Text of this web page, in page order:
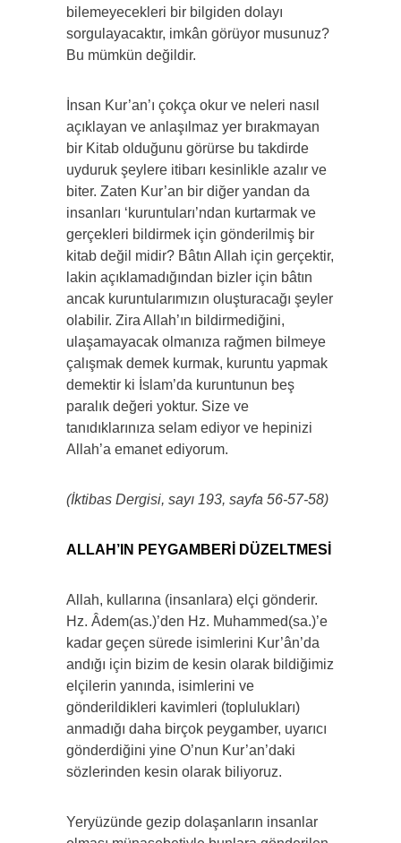
bilemeyecekleri bir bilgiden dolayı
sorgulayacaktır, imkân görüyor musunuz?
Bu mümkün değildir.
İnsan Kur’an’ı çokça okur ve neleri nasıl
açıklayan ve anlaşılmaz yer bırakmayan
bir Kitab olduğunu görürse bu takdirde
uyduruk şeylere itibarı kesinlikle azalır ve
biter. Zaten Kur’an bir diğer yandan da
insanları ‘kuruntuları’ndan kurtarmak ve
gerçekleri bildirmek için gönderilmiş bir
kitab değil midir? Bâtın Allah için gerçektir,
lakin açıklamadığından bizler için bâtın
ancak kuruntularımızın oluşturacağı şeyler
olabilir. Zira Allah’ın bildirmediğini,
ulaşamayacak olmanıza rağmen bilmeye
çalışmak demek kurmak, kuruntu yapmak
demektir ki İslam’da kuruntunun beş
paralık değeri yoktur. Size ve
tanıdıklarınıza selam ediyor ve hepinizi
Allah’a emanet ediyorum.
(İktibas Dergisi, sayı 193, sayfa 56-57-58)
ALLAH’IN PEYGAMBERİ DÜZELTMESİ
Allah, kullarına (insanlara) elçi gönderir.
Hz. Âdem(as.)’den Hz. Muhammed(sa.)’e
kadar geçen sürede isimlerini Kur’ân’da
andığı için bizim de kesin olarak bildiğimiz
elçilerin yanında, isimlerini ve
gönderildikleri kavimleri (toplulukları)
anmadığı daha birçok peygamber, uyarıcı
gönderdiğini yine O’nun Kur’an’daki
sözlerinden kesin olarak biliyoruz.
Yeryüzünde gezip dolaşanların insanlar